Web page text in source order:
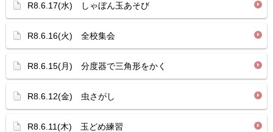
R8.6.17(水) しゃぼん玉あそび
R8.6.16(火) 全校集会
R8.6.15(月) 分度器で三角形をかく
R8.6.12(金) 虫さがし
R8.6.11(木) 玉どめ練習